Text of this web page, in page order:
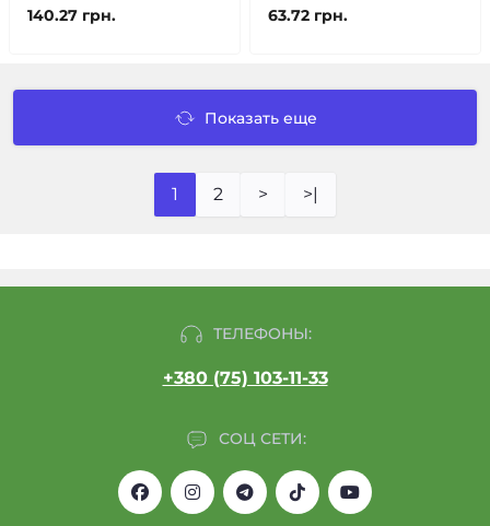
140.27 грн. 63.72 грн.
Показать еще
1 2 > >|
ТЕЛЕФОНЫ:
+380 (75) 103-11-33
СОЦ СЕТИ: